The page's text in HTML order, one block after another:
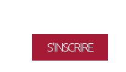
S'INSCRIRE